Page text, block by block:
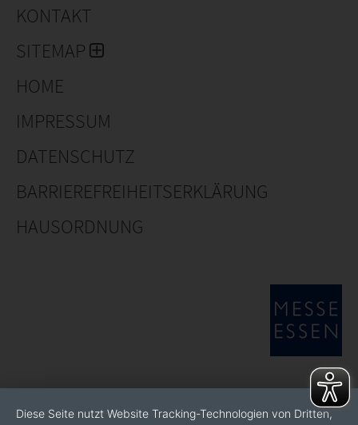
KONTAKT
SITEMAP
HOME
IMPRESSUM
DATENSCHUTZ
BARRIEREFREIHEITSERKLÄRUNG
HAUSORDNUNG
Diese Seite nutzt Website Tracking-Technologien von Dritten,